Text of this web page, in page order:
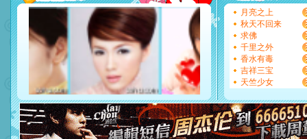
[圣诞节]奉上一颗祝福的心,
如意,快乐,鲜花,一切美好
[元旦]
看到你我会触电；
断电。爱你是我职业，想
你是我专业！水晶之恋祝你
[元旦]
如果上天让我许三
起；二是再生再世和你在
离。水晶之恋祝你新年快乐
[元旦]当我狠下心扭头离去
泣，这痛楚让我明白我多
卖了。水晶之恋祝你新年快
[春节]风柔雨润好月圆，半
月亮之上
秋天不回来
求佛
千里之外
香水有毒
吉祥三宝
天竺少女